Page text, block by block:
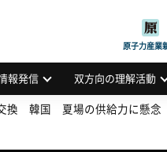
JAPAN ATOMIC INDUSTRIAL
原子力産業
報発信 双方向の理解活動
換 韓国 夏場の供給力に懸念